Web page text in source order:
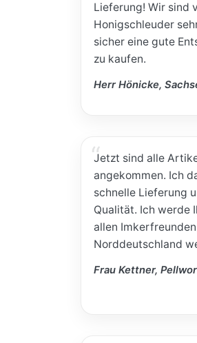
Lieferung! Wir sind
Honigschleuder
sicher eine gute
zu kaufen.
Herr Hönicke,
Jetzt sind alle
angekommen. Ich
schnelle Lieferung
Qualität. Ich werde
allen
Norddeutschland
Frau Kettner,